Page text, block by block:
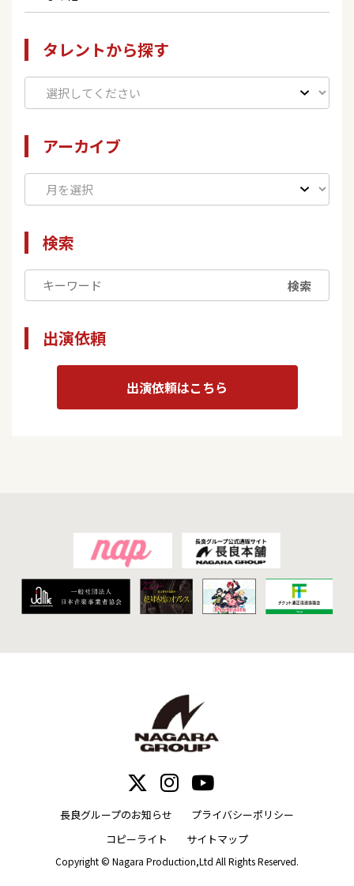
タレントから探す
アーカイブ
検索
検索
出演依頼
出演依頼はこちら
長良グループのお知らせ
プライバシーポリシー
コピーライト
サイトマップ
Copyright © Nagara Production,Ltd All Rights Reserved.